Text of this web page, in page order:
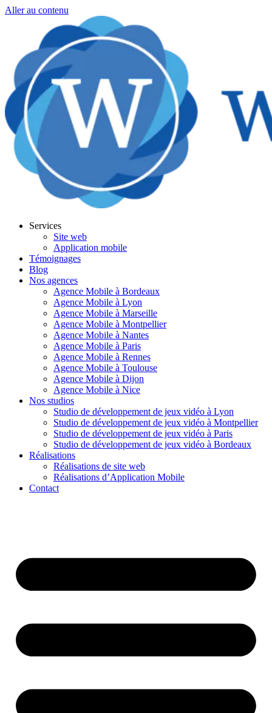
Aller au contenu
Services
Site web
Application mobile
Témoignages
Blog
Nos agences
Agence Mobile à Bordeaux
Agence Mobile à Lyon
Agence Mobile à Marseille
Agence Mobile à Montpellier
Agence Mobile à Nantes
Agence Mobile à Paris
Agence Mobile à Rennes
Agence Mobile à Toulouse
Agence Mobile à Dijon
Agence Mobile à Nice
Nos studios
Studio de développement de jeux vidéo à Lyon
Studio de développement de jeux vidéo à Montpellier
Studio de développement de jeux vidéo à Paris
Studio de développement de jeux vidéo à Bordeaux
Réalisations
Réalisations de site web
Réalisations d’Application Mobile
Contact